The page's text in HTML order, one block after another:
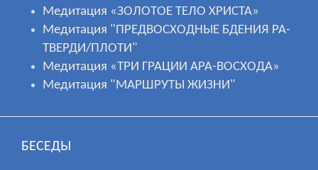
Медитация «ЗОЛОТОЕ ТЕЛО ХРИСТА»
Медитация "ПРЕДВОСХОДНЫЕ БДЕНИЯ РА-
ТВЕРДИ/ПЛОТИ"
Медитация «ТРИ ГРАЦИИ АРА-ВОСХОДА»
Медитация "МАРШРУТЫ ЖИЗНИ"
БЕСЕДЫ